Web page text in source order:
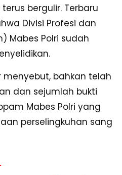
bergulir. Terbaru
Divisi Profesi dan
Mabes Polri sudah
menyebut, bahkan telah
dan sejumlah bukti
Mabes Polri yang
perselingkuhan sang